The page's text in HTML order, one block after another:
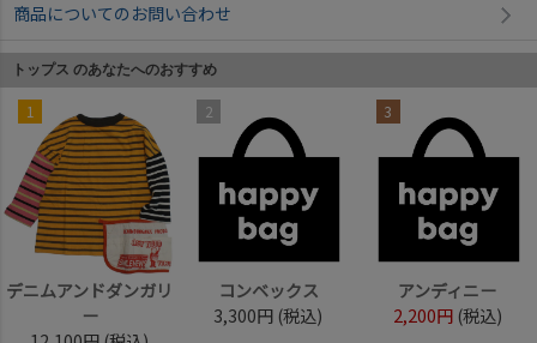
商品についてのお問い合わせ
トップス のあなたへのおすすめ
1
デニムアンドダンガリ
ー
2
コンベックス
3,300円 (税込)
3
アンディニー
2,200円 (税込)